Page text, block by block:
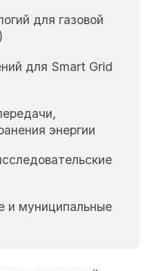
для газовой
для Smart Grid
энергии
и муниципальные